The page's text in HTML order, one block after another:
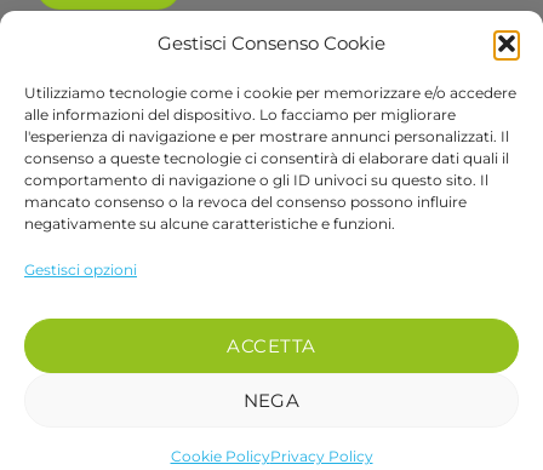
Gestisci Consenso Cookie
Utilizziamo tecnologie come i cookie per memorizzare e/o accedere
alle informazioni del dispositivo. Lo facciamo per migliorare
l'esperienza di navigazione e per mostrare annunci personalizzati. Il
consenso a queste tecnologie ci consentirà di elaborare dati quali il
comportamento di navigazione o gli ID univoci su questo sito. Il
mancato consenso o la revoca del consenso possono influire
negativamente su alcune caratteristiche e funzioni.
Gestisci opzioni
ACCETTA
NEGA
Cookie PolicyPrivacy Policy
Alternative:
Visa PayPal Stripe MasterCard
Cash
On
Apple
Pay
Copyright 2026 ©Bob Gardens by BS COM SRL
PEC: bscom@pec.it SDI: EUVZNZV
recedere dal contratto qui